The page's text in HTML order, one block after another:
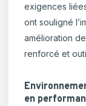
exigences
ont souligné
amélioration
renforcé et
en